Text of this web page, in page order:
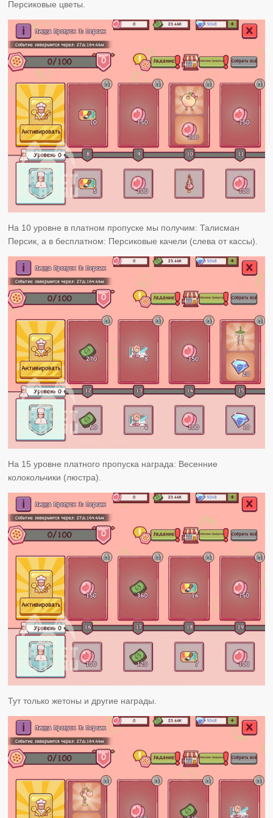
Персиковые цветы.
На 10 уровне в платном пропуске мы получим: Талисман
Персик, а в бесплатном: Персиковые качели (слева от кассы).
На 15 уровне платного пропуска награда: Весенние
колокольчики (люстра).
Тут только жетоны и другие награды.